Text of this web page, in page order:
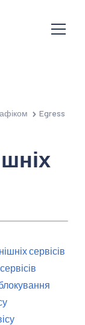
Egress
сервісів